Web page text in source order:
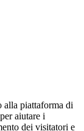
alla piattaforma di
aiutare i
dei visitatori e